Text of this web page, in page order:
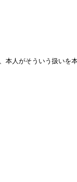
人がそういう扱いを